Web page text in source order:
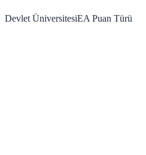
Devlet ÜniversitesiEA Puan Türü